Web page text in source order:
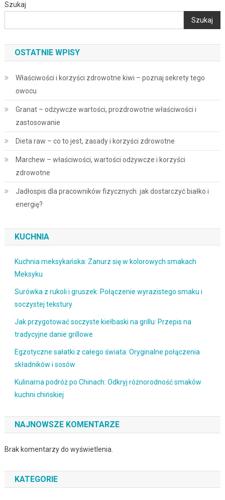
Szukaj
Szukaj
OSTATNIE WPISY
Właściwości i korzyści zdrowotne kiwi – poznaj sekrety tego
owocu
Granat – odżywcze wartości, prozdrowotne właściwości i
zastosowanie
Dieta raw – co to jest, zasady i korzyści zdrowotne
Marchew – właściwości, wartości odżywcze i korzyści
zdrowotne
Jadłospis dla pracowników fizycznych: jak dostarczyć białko i
energię?
KUCHNIA
Kuchnia meksykańska: Zanurz się w kolorowych smakach
Meksyku
Surówka z rukoli i gruszek: Połączenie wyrazistego smaku i
soczystej tekstury
Jak przygotować soczyste kiełbaski na grillu: Przepis na
tradycyjne danie grillowe
Egzotyczne sałatki z całego świata: Oryginalne połączenia
składników i sosów
Kulinarna podróż po Chinach: Odkryj różnorodność smaków
kuchni chińskiej
NAJNOWSZE KOMENTARZE
Brak komentarzy do wyświetlenia.
KATEGORIE